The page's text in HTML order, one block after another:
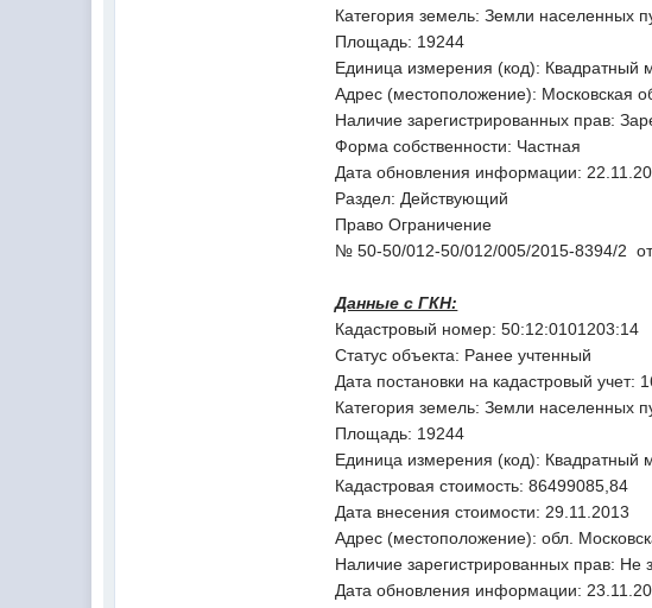
Категория земель: Земли населенных
Площадь: 19244
Единица измерения (код): Квадратный
Адрес (местоположение): Московская
Наличие зарегистрированных прав:
Форма собственности: Частная
Дата обновления информации:
Раздел: Действующий
Право Ограничение
№ 50-50/012-50/012/005/2015-8394/2
Данные с ГКН:
Кадастровый номер: 50:12:0101203:14
Статус объекта: Ранее учтенный
Дата постановки на кадастровый учет:
Категория земель: Земли населенных
Площадь: 19244
Единица измерения (код): Квадратный
Кадастровая стоимость: 86499085,84
Дата внесения стоимости: 29.11.2013
Адрес (местоположение): обл.
Наличие зарегистрированных прав: Не
Дата обновления информации: